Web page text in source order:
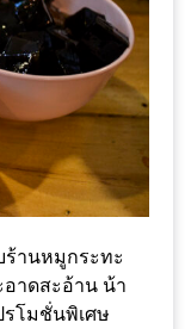
ร้านหมูกระทะ
อาดสะอ้าน น้า
โมชั่นพิเศษ